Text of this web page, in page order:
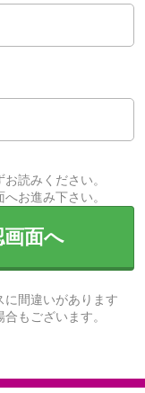
お読みください。
お進み下さい。
面へ
間違いがあります
もございます。